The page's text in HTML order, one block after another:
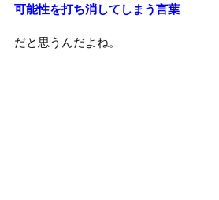
可能性を打ち消してしまう言葉
だと思うんだよね。